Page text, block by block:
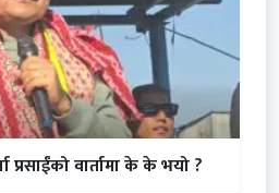
प्रसाईंको वार्तामा के के भयो ?